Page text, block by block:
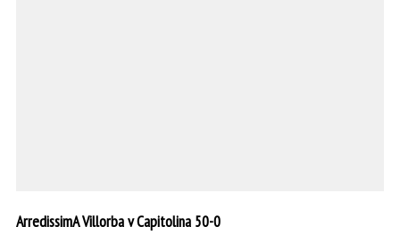
ArredissimA Villorba v Capitolina 50-0